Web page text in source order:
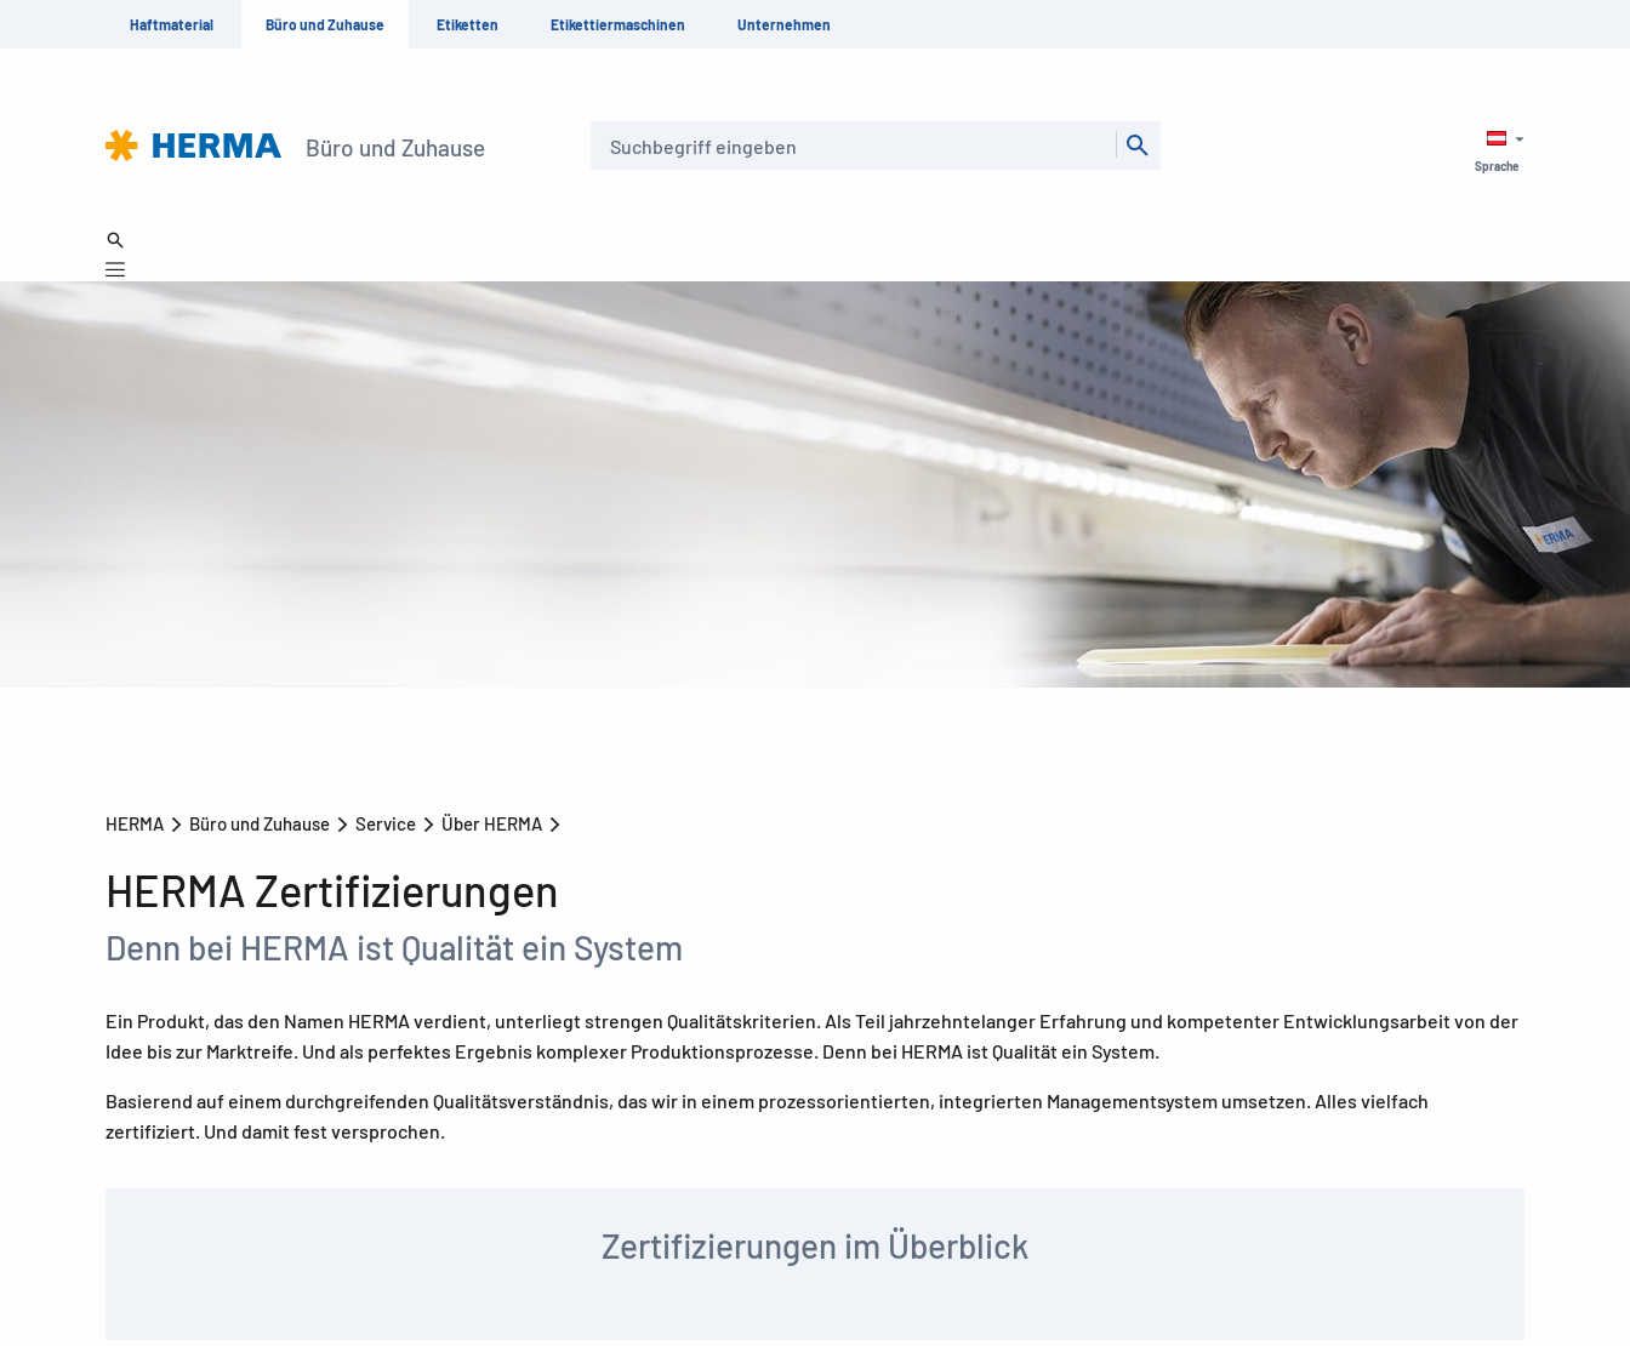
Haftmaterial Büro und Zuhause Etiketten Etikettiermaschinen Unternehmen
Büro und Zuhause
Sprache
HERMA Büro und Zuhause Service Über HERMA
HERMA Zertifizierungen
Denn bei HERMA ist Qualität ein System
Ein Produkt, das den Namen HERMA verdient, unterliegt strengen Qualitätskriterien. Als Teil jahrzehntelanger Erfahrung und kompetenter Entwicklungsarbeit von der
Idee bis zur Marktreife. Und als perfektes Ergebnis komplexer Produktionsprozesse. Denn bei HERMA ist Qualität ein System.
Basierend auf einem durchgreifenden Qualitätsverständnis, das wir in einem prozessorientierten, integrierten Managementsystem umsetzen. Alles vielfach
zertifiziert. Und damit fest versprochen.
Zertifizierungen im Überblick